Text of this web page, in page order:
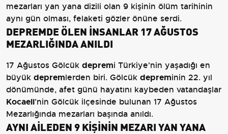
mezarları yan yana dizili olan 9 kişinin ölüm tarihinin
aynı gün olması, felaketi gözler önüne serdi.
DEPREMDE ÖLEN İNSANLAR 17 AĞUSTOS
MEZARLIĞINDA ANILDI
17 Ağustos Gölcük depremi Türkiye'nin yaşadığı en
büyük depremlerden biri. Gölcük depreminin 22. yıl
dönümünde, afet günü hayatını kaybeden vatandaşlar
Kocaeli'nin Gölcük ilçesinde bulunan 17 Ağustos
Mezarlığında mezarları başında anıldı.
AYNI AİLEDEN 9 KİŞİNİN MEZARI YAN YANA